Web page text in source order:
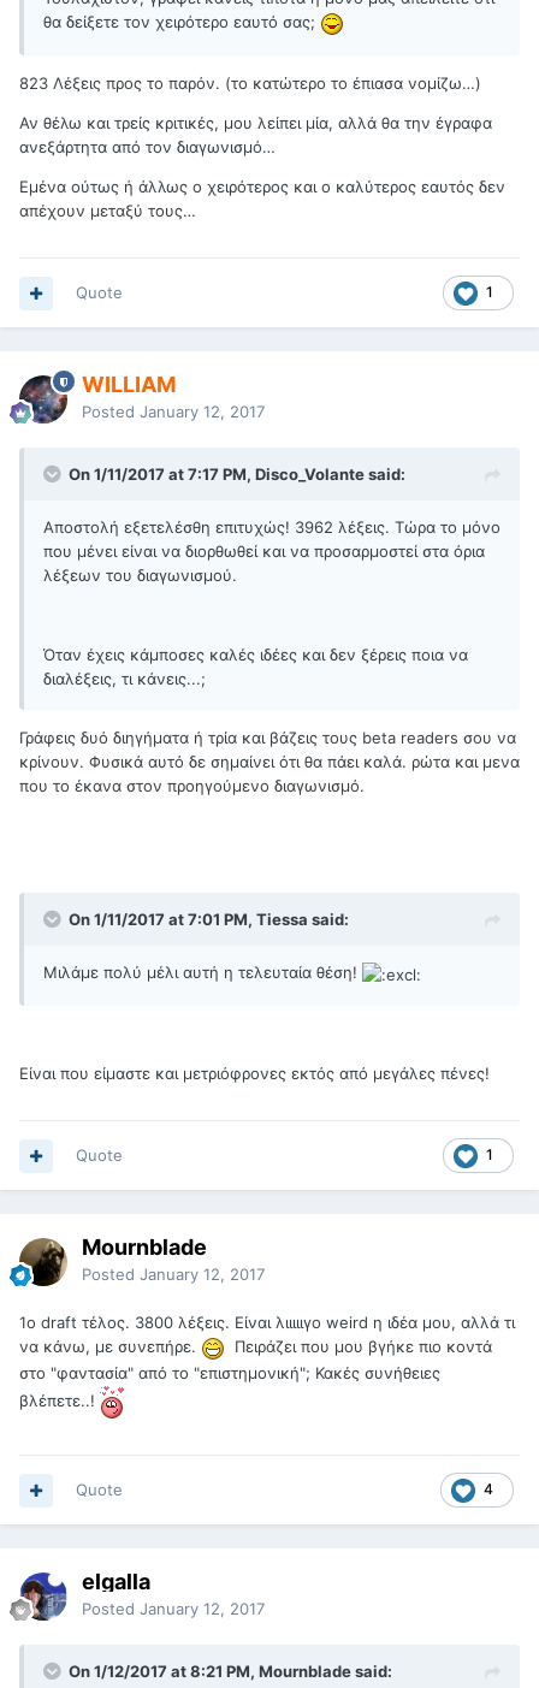
θα δείξετε τον χειρότερο εαυτό σας;
823 Λέξεις προς το παρόν. (το κατώτερο το έπιασα νομίζω…)
Αν θέλω και τρείς κριτικές, μου λείπει μία, αλλά θα την έγραφα
ανεξάρτητα από τον διαγωνισμό…
Εμένα ούτως ή άλλως ο χειρότερος και ο καλύτερος εαυτός δεν
απέχουν μεταξύ τους…
1
Quote
WILLIAM
Posted January 12, 2017
On 1/11/2017 at 7:17 PM, Disco_Volante said:
Αποστολή εξετελέσθη επιτυχώς! 3962 λέξεις. Τώρα το μόνο
που μένει είναι να διορθωθεί και να προσαρμοστεί στα όρια
λέξεων του διαγωνισμού.
Όταν έχεις κάμποσες καλές ιδέες και δεν ξέρεις ποια να
διαλέξεις, τι κάνεις...;
Γράφεις δυό διηγήματα ή τρία και βάζεις τους beta readers σου να
κρίνουν. Φυσικά αυτό δε σημαίνει ότι θα πάει καλά. ρώτα και μενα
που το έκανα στον προηγούμενο διαγωνισμό.
On 1/11/2017 at 7:01 PM, Tiessa said:
Μιλάμε πολύ μέλι αυτή η τελευταία θέση!
Είναι που είμαστε και μετριόφρονες εκτός από μεγάλες πένες!
1
Quote
Mournblade
Posted January 12, 2017
1o draft τέλος. 3800 λέξεις. Είναι λιιιιιγο weird η ιδέα μου, αλλά τι
να κάνω, με συνεπήρε.
Πειράζει που μου βγήκε πιο κοντά
στο "φαντασία" από το "επιστημονική"; Κακές συνήθειες
βλέπετε..!
4
Quote
elgalla
Posted January 12, 2017
On 1/12/2017 at 8:21 PM, Mournblade said: